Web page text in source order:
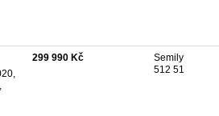
299 990 Kč
Semily
512 51